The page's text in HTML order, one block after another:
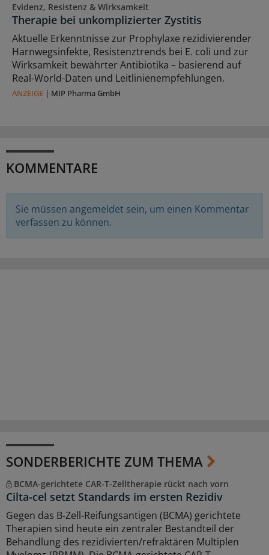
Evidenz, Resistenz & Wirksamkeit
Therapie bei unkomplizierter Zystitis
Aktuelle Erkenntnisse zur Prophylaxe rezidivierender
Harnwegsinfekte, Resistenztrends bei E. coli und zur
Wirksamkeit bewährter Antibiotika – basierend auf
Real-World-Daten und Leitlinienempfehlungen.
ANZEIGE | MIP Pharma GmbH
KOMMENTARE
Sie müssen angemeldet sein, um einen Kommentar
verfassen zu können.
SONDERBERICHTE ZUM THEMA
BCMA-gerichtete CAR-T-Zelltherapie rückt nach vorn
Cilta-cel setzt Standards im ersten Rezidiv
Gegen das B-Zell-Reifungsantigen (BCMA) gerichtete
Therapien sind heute ein zentraler Bestandteil der
Behandlung des rezidivierten/refraktären Multiplen